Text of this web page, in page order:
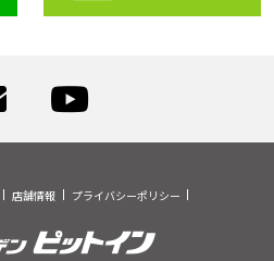
店舗情報 プライバシーポリシー